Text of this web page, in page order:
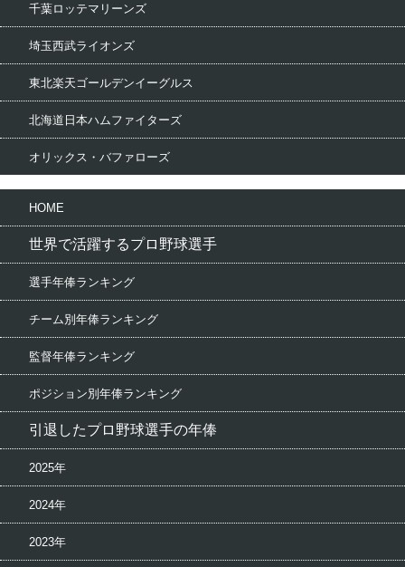
千葉ロッテマリーンズ
埼玉西武ライオンズ
東北楽天ゴールデンイーグルス
北海道日本ハムファイターズ
オリックス・バファローズ
HOME
世界で活躍するプロ野球選手
選手年俸ランキング
チーム別年俸ランキング
監督年俸ランキング
ポジション別年俸ランキング
引退したプロ野球選手の年俸
2025年
2024年
2023年